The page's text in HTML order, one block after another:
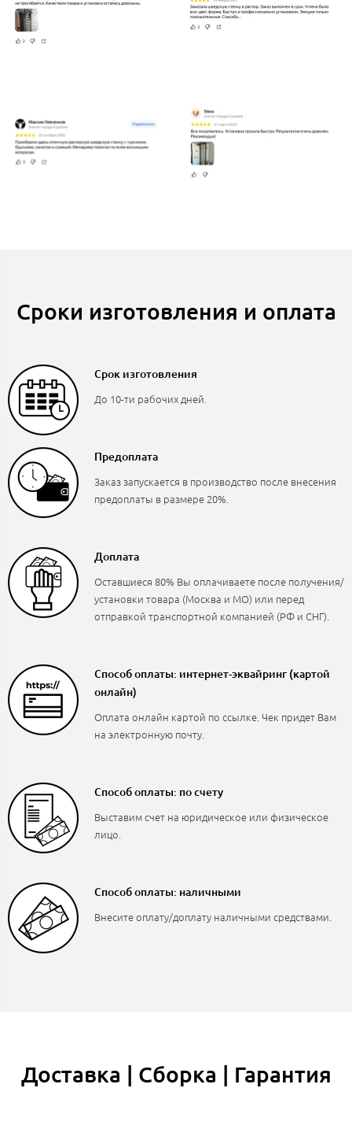
Сроки изготовления и оплата
Срок изготовления
До 10-ти рабочих дней.
Предоплата
Заказ запускается в производство после внесения
предоплаты в размере 20%.
Доплата
Оставшиеся 80% Вы оплачиваете после получения/
установки товара (Москва и МО) или перед
отправкой транспортной компанией (РФ и СНГ).
Способ оплаты: интернет-эквайринг (картой
онлайн)
Оплата онлайн картой по ссылке. Чек придет Вам
на электронную почту.
Способ оплаты: по счету
Выставим счет на юридическое или физическое
лицо.
Способ оплаты: наличными
Внесите оплату/доплату наличными средствами.
Доставка | Сборка | Гарантия